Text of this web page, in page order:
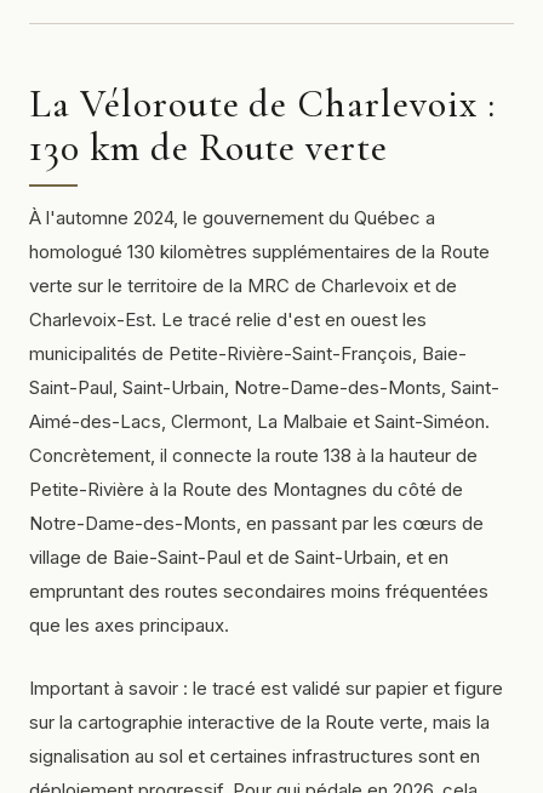
La Véloroute de Charlevoix :
130 km de Route verte
À l'automne 2024, le gouvernement du Québec a
homologué 130 kilomètres supplémentaires de la Route
verte sur le territoire de la MRC de Charlevoix et de
Charlevoix-Est. Le tracé relie d'est en ouest les
municipalités de Petite-Rivière-Saint-François, Baie-
Saint-Paul, Saint-Urbain, Notre-Dame-des-Monts, Saint-
Aimé-des-Lacs, Clermont, La Malbaie et Saint-Siméon.
Concrètement, il connecte la route 138 à la hauteur de
Petite-Rivière à la Route des Montagnes du côté de
Notre-Dame-des-Monts, en passant par les cœurs de
village de Baie-Saint-Paul et de Saint-Urbain, et en
empruntant des routes secondaires moins fréquentées
que les axes principaux.
Important à savoir : le tracé est validé sur papier et figure
sur la cartographie interactive de la Route verte, mais la
signalisation au sol et certaines infrastructures sont en